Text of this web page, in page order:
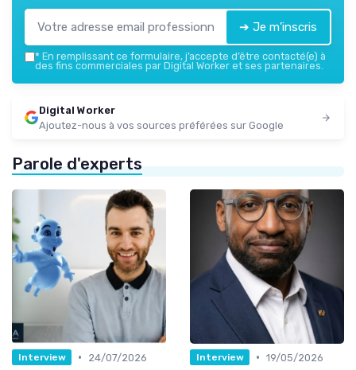
➔ Je m'inscris
* En remplissant ce formulaire, j’accepte d’être contacté(e) à
des fins commerciales par Digital Worker et ses partenaires.
Digital Worker
Ajoutez-nous à vos sources préférées sur Google
Parole d'experts
Interview •
24/07/2026
Interview • 19/05/2026